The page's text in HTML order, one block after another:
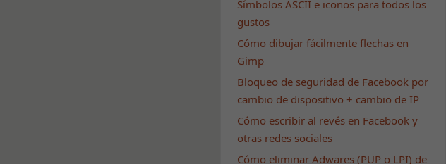
Símbolos ASCII e iconos para todos los
gustos
Cómo dibujar fácilmente flechas en
Gimp
Bloqueo de seguridad de Facebook por
cambio de dispositivo + cambio de IP
Cómo escribir al revés en Facebook y
otras redes sociales
Cómo eliminar Adwares (PUP o LPI) de